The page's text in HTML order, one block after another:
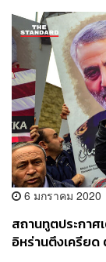
6 มกราคม 2020
สถานทูตประกา
อิหร่านตึงเครียด